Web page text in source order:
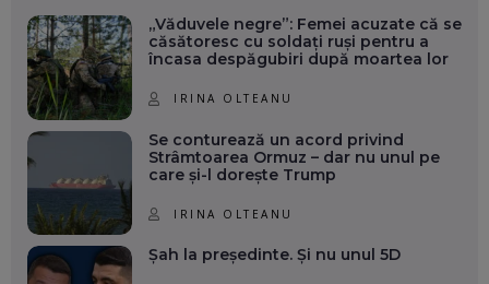
„Văduvele negre”: Femei acuzate că se
căsătoresc cu soldați ruși pentru a
încasa despăgubiri după moartea lor
IRINA OLTEANU
Se conturează un acord privind
Strâmtoarea Ormuz – dar nu unul pe
care și-l dorește Trump
IRINA OLTEANU
Șah la președinte. Și nu unul 5D